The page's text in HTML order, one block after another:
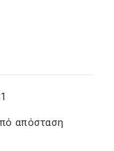
απόσταση